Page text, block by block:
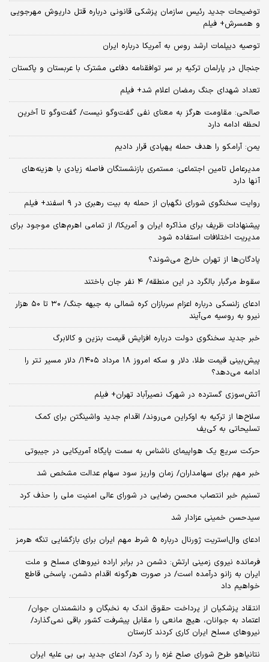
توضیحات جدید رئیس سازمان پزشکی قانونی درباره قتل داریوش مهرجویی
و همسرش+ فیلم
توصیه دیپلمات ارشد روس به آمریکا درباره ایران
جنجال در پارلمان ترکیه بر سر توافقنامه دفاعی مشترک با عربستان و پاکستان
تعداد شهدای جنگ رمضان اعلام شد+ فیلم
صالحی: مقاومت هرگز به معنای نفی گفت‌وگو نیست/ گفت‌وگو تا آخرین
لحظه ادامه دارد
یمن: آرامکو را هدف حمله پهپادی قرار دادیم
مدیرعامل تامین اجتماعی: مستمری بازنشستگان فاصله زیادی با هزینه‌های
آنها دارد
روایت سخنگوی شورای نگهبان از حمله به بیت رهبری در ۹ اسفند+ فیلم
پیشنهادات ظریف برای مذاکره ایران و آمریکا/ از تمامی اهرم‌های موجود برای
مدیریت اختلافات استفاده شود
پادگان‌ها از تهران خارج می‌شوند؟
سقوط مرگبار بالگرد در این منطقه/ ۴ نفر جان باختند
ادعای زلنسکی درباره اعزام سربازان کره شمالی به جبهه جنگ/ ۳۰ تا ۵۰ هزار
نیرو به روسیه می‌آیند
خبر جدید سخنگوی دولت درباره افزایش قیمت بنزین و کالابرگ
پیش‌بینی قیمت طلا، دلار و سکه امروز ۱۸ مرداد ۱۴۰۵/ دلار مسیر تتر را
ادامه می‌دهد؟
آتش‌سوزی گسترده در شهرک نصیرآباد تهران+ فیلم
سلاح‌ها از ترکیه به اوکراین می‌روند/ اقدام جدید واشینگتن برای کمک
تسلیحاتی به کی‌یف
حرکت سریع یک هواپیمای ناشناس به سمت پایگاه آمریکایی در جیبوتی
خبر مهم برای سهامداران/ زمان واریز سود سهام عدالت مشخص شد
تسنیم خبر انتصاب محسن رضایی در شورای عالی امنیت ملی را حذف کرد
سیدحسن خمینی عزادار شد
ادعای وال‌استریت ژورنال درباره 5 شرط مهم ایران برای بازگشایی تنگه هرمز
فرمانده نیروی زمینی ارتش: دشمن در برابر اراده نیروهای مسلح و ملت
ایران به زانو درآمده است/ در صورت هرگونه اقدام دشمن، پاسخی قاطع
خواهیم داد
انتقاد پزشکیان از پرداخت حقوق اندک به نخبگان و دانشمندان جوان/
اعتماد به جوانان، هیچ مانعی را مقابل پیشرفت کشور باقی نمی‌گذارد/
نیروهای مسلح ایران کاری کردند کارستان
نتانیاهو طرح شورای صلح غزه را رد کرد/ ادعای جدید بی بی علیه ایران